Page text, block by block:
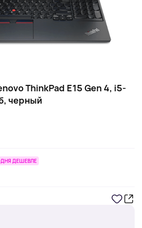
ThinkPad E15 Gen 4, i5-
черный
ДЕШЕВЛЕ